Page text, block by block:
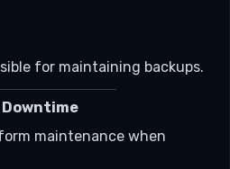
for maintaining backups.
maintenance when